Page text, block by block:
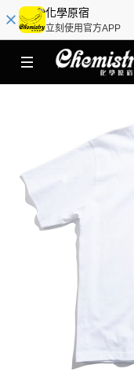
化學原宿
立刻使用官方APP